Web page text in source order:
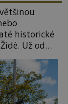
historické
Už od
nuceni v
i římské
o vztah